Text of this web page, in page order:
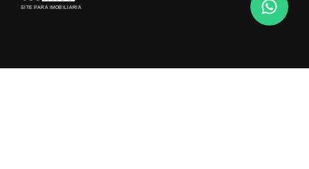
SITE PARA IMOBILIARIA